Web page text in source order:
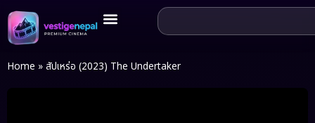
Home » สัปเหร่อ (2023) The Undertaker